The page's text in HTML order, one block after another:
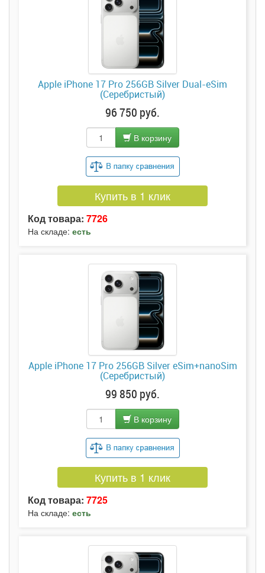
Apple iPhone 17 Pro 256GB Silver Dual-eSim
(Серебристый)
96 750 руб.
В корзину
Купить в 1 клик
Код товара: 7726
На складе: есть
Apple iPhone 17 Pro 256GB Silver eSim+nanoSim
(Серебристый)
99 850 руб.
В корзину
Купить в 1 клик
Код товара: 7725
На складе: есть